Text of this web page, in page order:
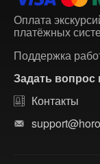
Оплата
платёжных
Поддержка
Задать вопрос
Контакты